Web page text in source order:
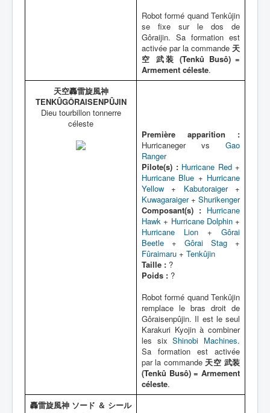
Robot formé quand Tenkûjin
se fixe sur le dos de
Gôraijin. Sa formation est
activée par la commande 天
空 武装 (Tenkû Busô) =
Armement céleste.
天空轟雷旋風神
TENKÛGÔRAISENPÛJIN
Dieu tourbillon tonnerre
céleste
Première apparition :
Hurricaneger vs Gao
Ranger
Pilote(s) : Hurricane Red+
Hurricane Blue + Hurricane
Yellow + Kabutoraiger+
Kuwagaraiger+ Shurikenger
Composant(s) : Hurricane
Hawk + Hurricane Dolphin+
Hurricane Lion + Gôrai
Beetle + Gôrai Stag +
Fûraimaru + Tenkûjin
Taille : ?
Poids : ?
Robot formé quand Tenkûjin
remplace le bras droit de
Gôraisenpûjin. Il est le seul
Karakuri Kyojin à combiner
les sixShinobi Machines.
Sa formation est activée
par la commande 天空 武装
(Tenkû Busô) = Armement
céleste.
轟雷旋風神 ソード ＆ シール